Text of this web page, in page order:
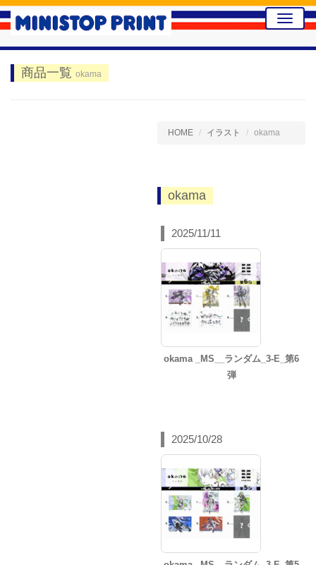
Toggle
商品一覧 okama
HOME イラスト okama
okama
2025/11/11
okama _MS__ランダム_3-E_第6
弾
2025/10/28